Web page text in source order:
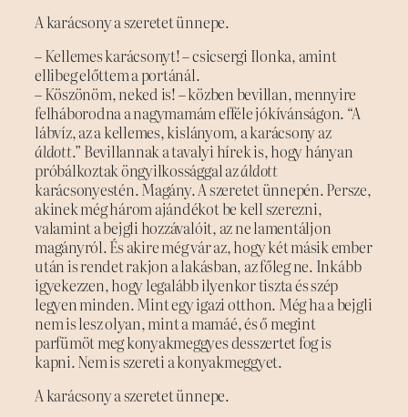
A karácsony a szeretet ünnepe.
– Kellemes karácsonyt! – csicsergi Ilonka, amint
ellibeg előttem a portánál.
– Köszönöm, neked is! – közben bevillan, mennyire
felháborodna a nagymamám efféle jókívánságon. “A
lábvíz, az a kellemes, kislányom, a karácsony az
áldott.” Bevillannak a tavalyi hírek is, hogy hányan
próbálkoztak öngyilkossággal azáldott
karácsonyestén. Magány. A szeretet ünnepén. Persze,
akinek még három ajándékot be kell szerezni,
valamint a bejgli hozzávalóit, az ne lamentáljon
magányról. És akire még vár az, hogy két másik ember
után is rendet rakjon a lakásban, az főleg ne. Inkább
igyekezzen, hogy legalább ilyenkor tiszta és szép
legyen minden. Mint egy igazi otthon. Még ha a bejgli
nem is lesz olyan, mint a mamáé, és ő megint
parfümöt meg konyakmeggyes desszertet fog is
kapni. Nem is szereti a konyakmeggyet.
A karácsony a szeretet ünnepe.